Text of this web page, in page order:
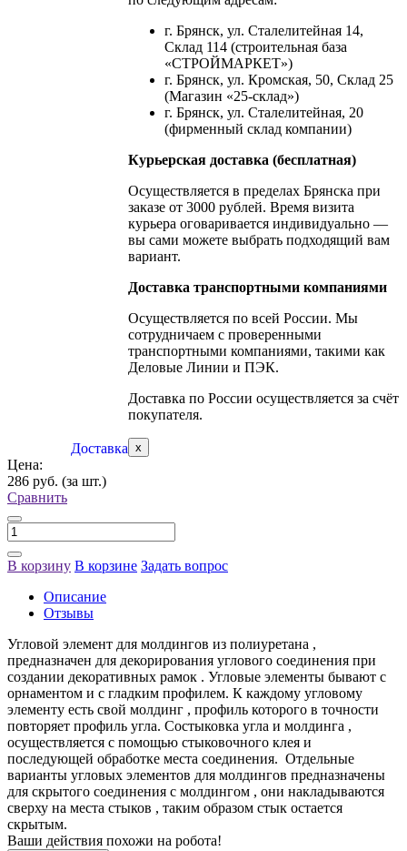
Доставка
г. Брянск, ул. Сталелитейная 14,
Склад 114 (строительная база
«СТРОЙМАРКЕТ»)
г. Брянск, ул. Кромская, 50, Склад 25
(Магазин «25-склад»)
г. Брянск, ул. Сталелитейная, 20
(фирменный склад компании)
Курьерская доставка (бесплатная)
Осуществляется в пределах Брянска при
заказе от 3000 рублей. Время визита
курьера оговаривается индивидуально —
вы сами можете выбрать подходящий вам
вариант.
Доставка транспортными компаниями
Осуществляется по всей России. Мы
сотрудничаем с проверенными
транспортными компаниями, такими как
Деловые Линии и ПЭК.
Доставка по России осуществляется за счёт
покупателя.
x
Цена:
286 руб. (за шт.)
Сравнить
В корзину В корзине Задать вопрос
Описание
Отзывы
Угловой элемент для молдингов из полиуретана ,
предназначен для декорирования углового соединения при
создании декоративных рамок . Угловые элементы бывают с
орнаментом и с гладким профилем. К каждому угловому
элементу есть свой молдинг , профиль которого в точности
повторяет профиль угла. Состыковка угла и молдинга ,
осуществляется с помощью стыковочного клея и
последующей обработке места соединения. Отдельные
варианты угловых элементов для молдингов предназначены
для скрытого соединения с молдингом , они накладываются
сверху на места стыков , таким образом стык остается
скрытым.
Ваши действия похожи на робота!